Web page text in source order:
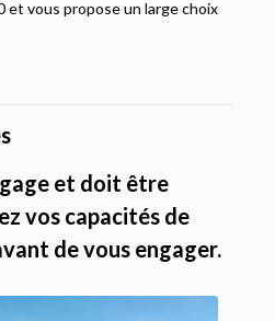
et vous propose un large choix
et doit être
vos capacités de
de vous engager.